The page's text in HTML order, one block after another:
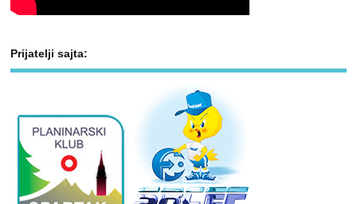
Prijatelji sajta: